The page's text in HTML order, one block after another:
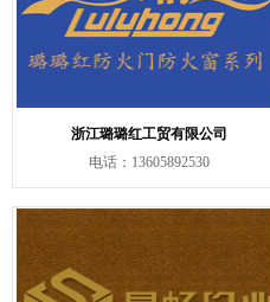
浙江璐璐红工贸有限公司
电话：13605892530